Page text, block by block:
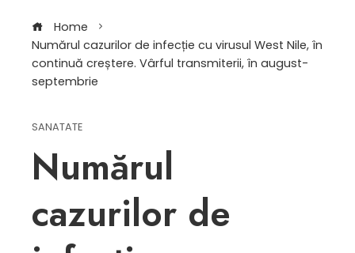
Home
Numărul cazurilor de infecție cu virusul West Nile, în
continuă creștere. Vârful transmiterii, în august-
septembrie
SANATATE
Numărul
cazurilor de